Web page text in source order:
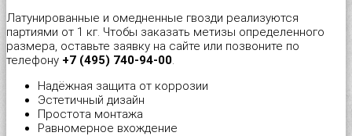
Распорный дюбель тип К (Ёж)
Распорный дюбель трехстороннего распора KPX «Wkret-met»
Складной пружинный дюбель
Уголок мебельный
Уголок рамный
Узкий уголок (KW)
Шпатель резиновый белый
Шпатель фасадный нержавеющий
Шпатель фасадный нержавеющий, зубчатый 6х6мм
Латунированные и омедненные гвозди реализуются
партиями от 1 кг. Чтобы заказать метизы определенного
размера, оставьте заявку на сайте или позвоните по
телефону +7 (495) 740-94-00.
Надёжная защита от коррозии
Эстетичный дизайн
Простота монтажа
Равномерное вхождение